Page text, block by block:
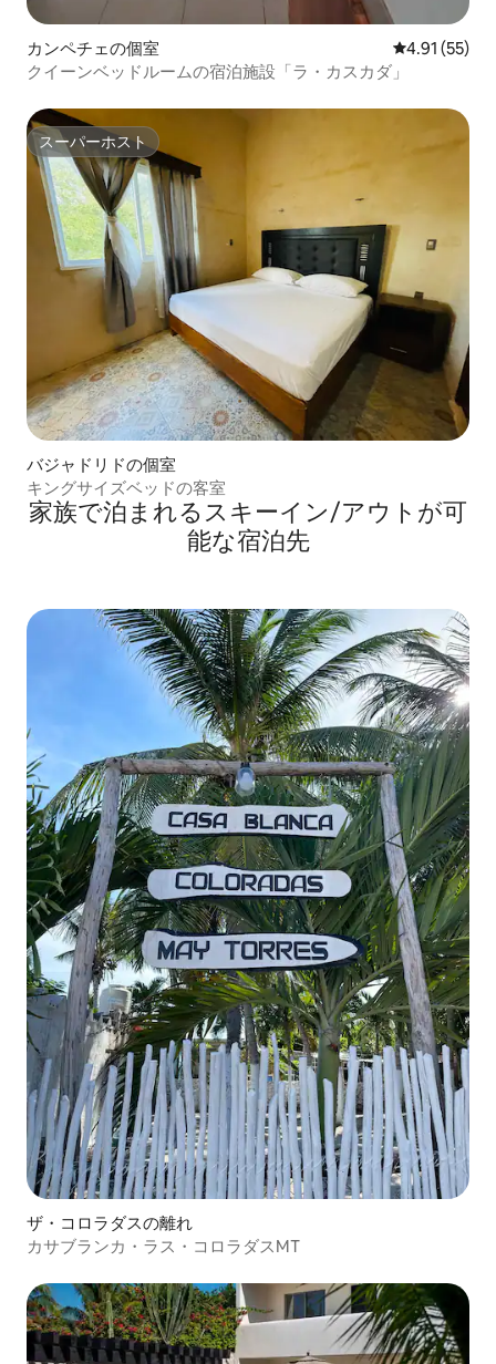
カンペチェの個室 レビュー55
4.91 (55)
クイーンベッドルームの宿泊施設「ラ・カスカダ」
スーパーホスト
スーパーホスト
バジャドリドの個室
キングサイズベッドの客室
家族で泊まれるスキーイン/アウトが可
能な宿泊先
ザ・コロラダスの離れ
カサブランカ・ラス・コロラダスMT